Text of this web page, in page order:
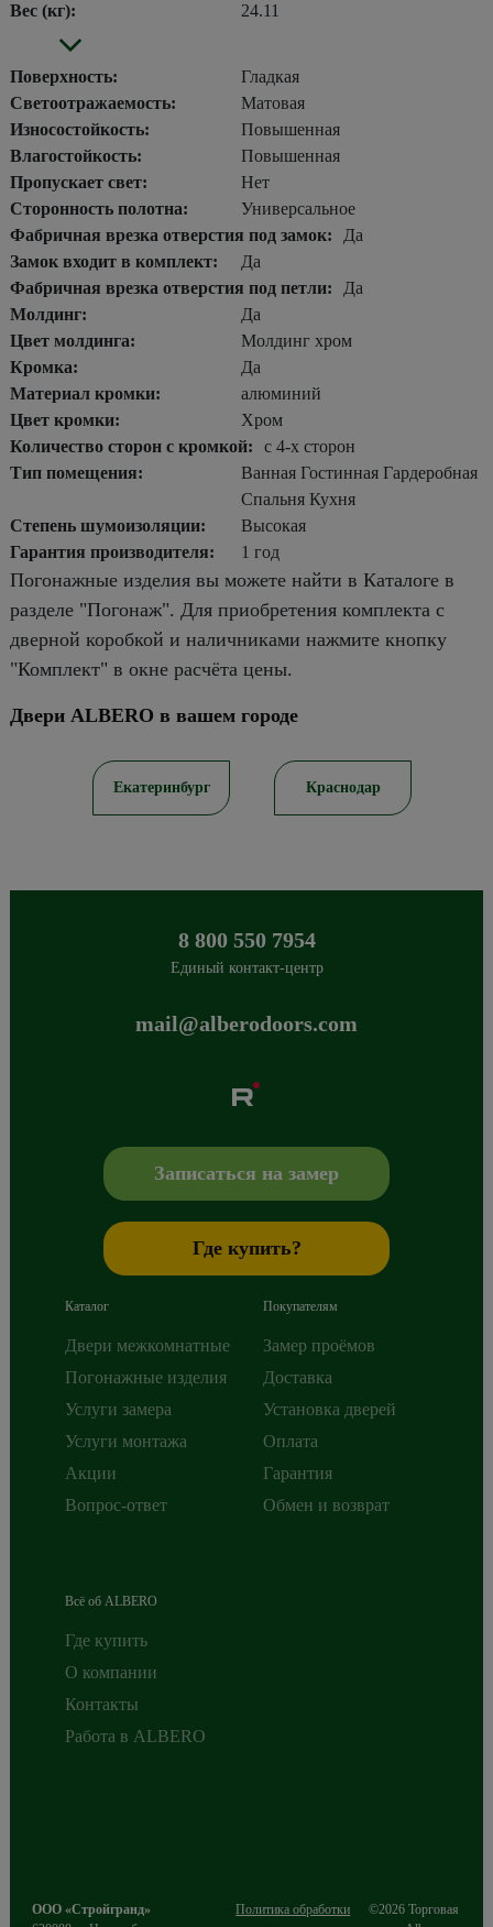
Вес (кг):
24.11
Поверхность:
Гладкая
Светоотражаемость:
Матовая
Износостойкость:
Повышенная
Влагостойкость:
Повышенная
Пропускает свет:
Нет
Сторонность полотна:
Универсальное
Фабричная врезка отверстия под замок:
Да
Замок входит в комплект:
Да
Фабричная врезка отверстия под петли:
Да
Молдинг:
Да
Цвет молдинга:
Молдинг хром
Кромка:
Да
Материал кромки:
алюминий
Цвет кромки:
Хром
Количество сторон с кромкой:
с 4-х сторон
Тип помещения:
Ванная Гостинная Гардеробная
Спальня Кухня
Степень шумоизоляции:
Высокая
Гарантия производителя:
1 год
Погонажные изделия вы можете найти в Каталоге в
разделе "Погонаж". Для приобретения комплекта с
дверной коробкой и наличниками нажмите кнопку
"Комплект" в окне расчёта цены.
Двери ALBERO в вашем городе
Екатеринбург Краснодар
8 800 550 7954
Единый контакт-центр
mail@alberodoors.com
+7 800 765 43 42,mail@alberodoors.com
Записаться на замер
Где купить?
Каталог
Двери межкомнатные
Погонажные изделия
Услуги замера
Услуги монтажа
Акции
Вопрос-ответ
Покупателям
Замер проёмов
Доставка
Установка дверей
Оплата
Гарантия
Обмен и возврат
Всё об ALBERO
Где купить
О компании
Контакты
Работа в ALBERO
ООО «Стройгранд»
Политика обработки
©2026 Торговая